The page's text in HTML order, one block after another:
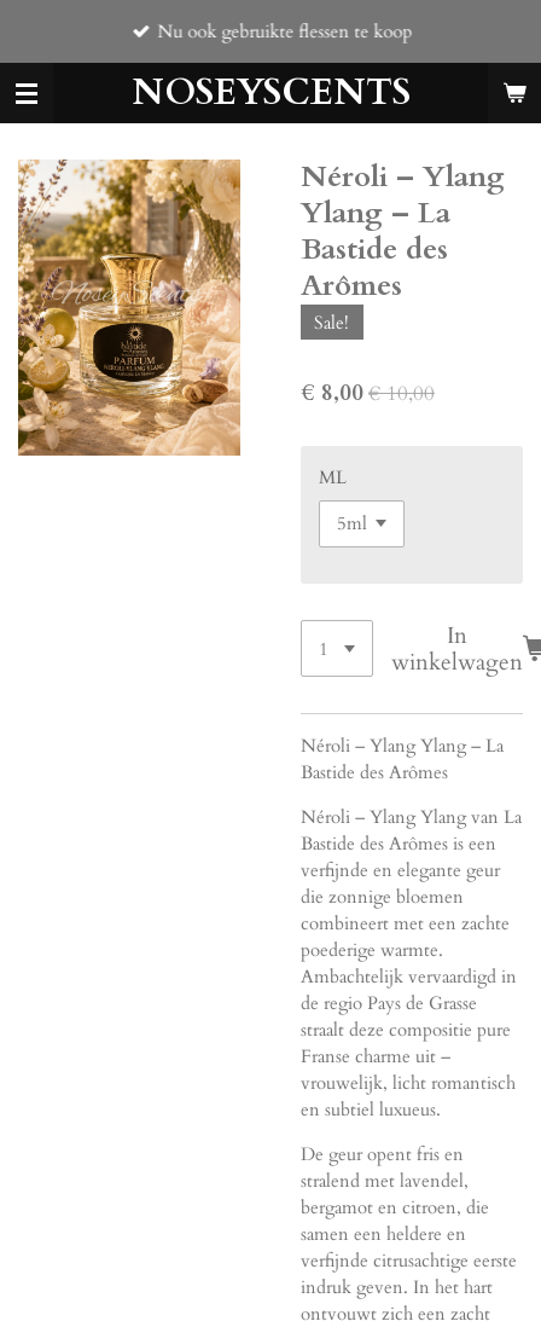
de
hoofdinhoud
NOSEYSCENTS
Nu ook gebruikte flessen te koop
Néroli – Ylang
Ylang – La
Bastide des
Arômes
Sale!
€ 8,00€ 10,00
ML
In
winkelwagen
Néroli – Ylang Ylang – La
Bastide des Arômes
Néroli – Ylang Ylang van La
Bastide des Arômes is een
verfijnde en elegante geur
die zonnige bloemen
combineert met een zachte
poederige warmte.
Ambachtelijk vervaardigd in
de regio Pays de Grasse
straalt deze compositie pure
Franse charme uit –
vrouwelijk, licht romantisch
en subtiel luxueus.
De geur opent fris en
stralend met lavendel,
bergamot en citroen, die
samen een heldere en
verfijnde citrusachtige eerste
indruk geven. In het hart
ontvouwt zich een zacht